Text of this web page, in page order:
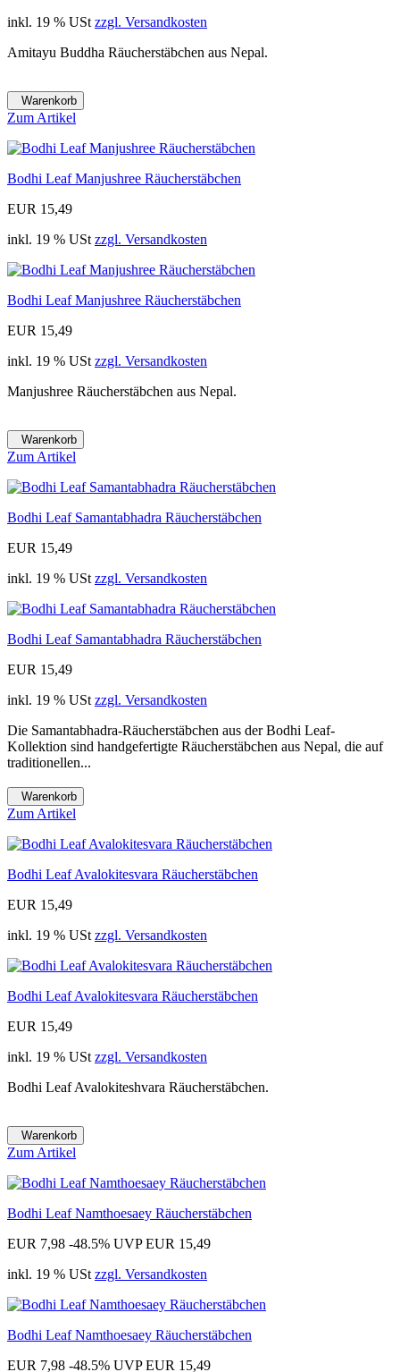
inkl. 19 % USt zzgl. Versandkosten
Amitayu Buddha Räucherstäbchen aus Nepal.
Warenkorb
Zum Artikel
Bodhi Leaf Manjushree Räucherstäbchen
EUR 15,49
inkl. 19 % USt zzgl. Versandkosten
Bodhi Leaf Manjushree Räucherstäbchen
EUR 15,49
inkl. 19 % USt zzgl. Versandkosten
Manjushree Räucherstäbchen aus Nepal.
Warenkorb
Zum Artikel
Bodhi Leaf Samantabhadra Räucherstäbchen
EUR 15,49
inkl. 19 % USt zzgl. Versandkosten
Bodhi Leaf Samantabhadra Räucherstäbchen
EUR 15,49
inkl. 19 % USt zzgl. Versandkosten
Die Samantabhadra-Räucherstäbchen aus der Bodhi Leaf-
Kollektion sind handgefertigte Räucherstäbchen aus Nepal, die auf
traditionellen...
Warenkorb
Zum Artikel
Bodhi Leaf Avalokitesvara Räucherstäbchen
EUR 15,49
inkl. 19 % USt zzgl. Versandkosten
Bodhi Leaf Avalokitesvara Räucherstäbchen
EUR 15,49
inkl. 19 % USt zzgl. Versandkosten
Bodhi Leaf Avalokiteshvara Räucherstäbchen.
Warenkorb
Zum Artikel
Bodhi Leaf Namthoesaey Räucherstäbchen
EUR 7,98 -48.5% UVP EUR 15,49
inkl. 19 % USt zzgl. Versandkosten
Bodhi Leaf Namthoesaey Räucherstäbchen
EUR 7,98 -48.5% UVP EUR 15,49